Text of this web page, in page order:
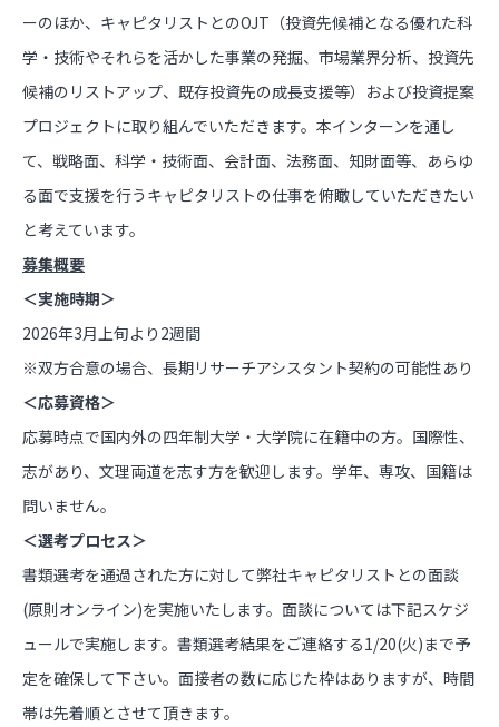
ーのほか、キャピタリストとのOJT（投資先候補となる優れた科
学・技術やそれらを活かした事業の発掘、市場業界分析、投資先
候補のリストアップ、既存投資先の成長支援等）および投資提案
プロジェクトに取り組んでいただきます。本インターンを通し
て、戦略面、科学・技術面、会計面、法務面、知財面等、あらゆ
る面で支援を行うキャピタリストの仕事を俯瞰していただきたい
と考えています。
募集概要
＜実施時期＞
2026年3月上旬より2週間
※双方合意の場合、長期リサーチアシスタント契約の可能性あり
＜応募資格＞
応募時点で国内外の四年制大学・大学院に在籍中の方。国際性、
志があり、文理両道を志す方を歓迎します。学年、専攻、国籍は
問いません。
＜選考プロセス＞
書類選考を通過された方に対して弊社キャピタリストとの面談
(原則オンライン)を実施いたします。面談については下記スケジ
ュールで実施します。書類選考結果をご連絡する1/20(火)まで予
定を確保して下さい。面接者の数に応じた枠はありますが、時間
帯は先着順とさせて頂きます。